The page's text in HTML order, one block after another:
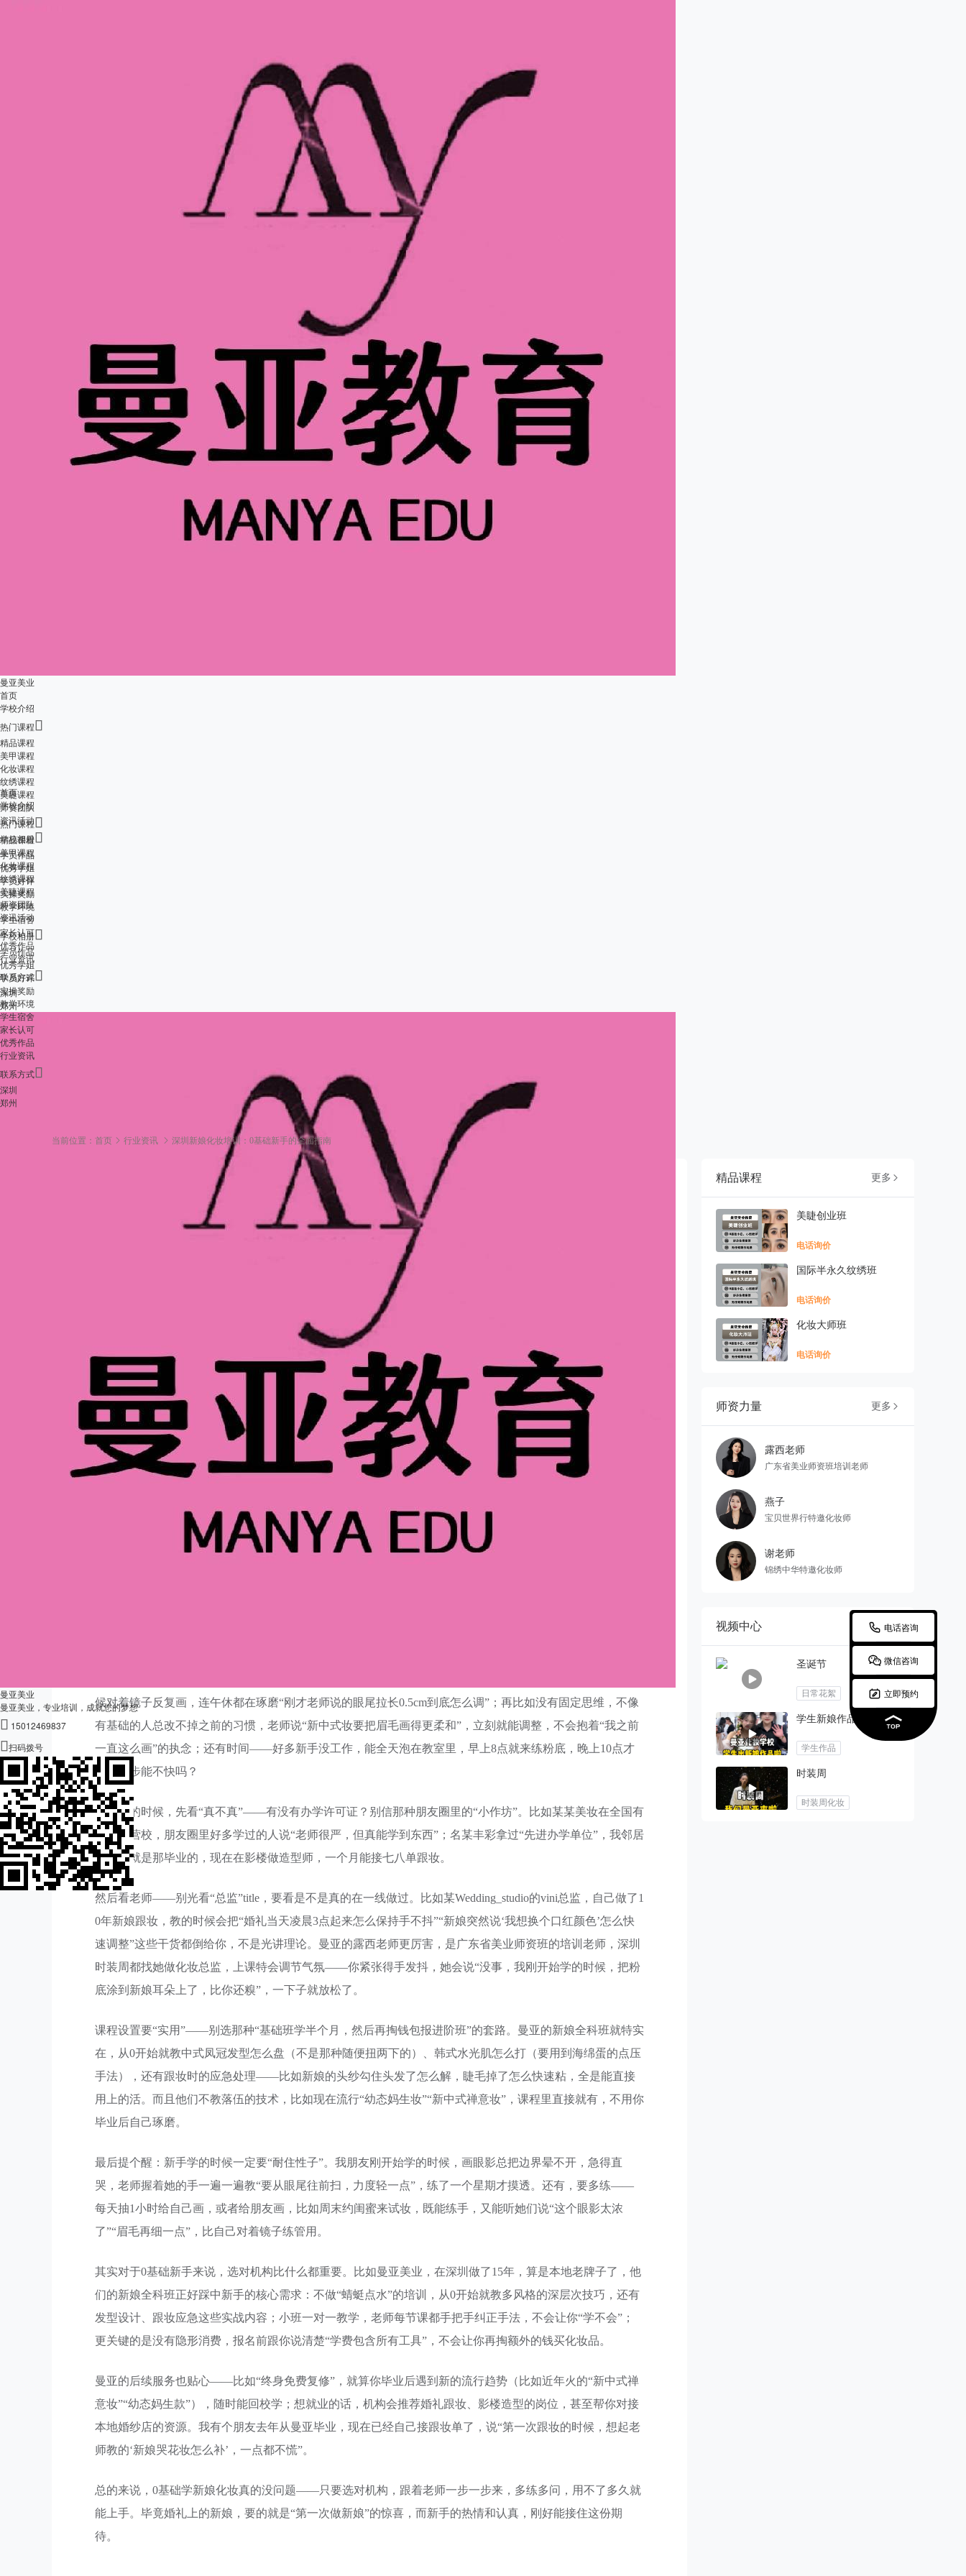
曼亚美业
首页
学校介绍
热门课程
精品课程
美甲课程
化妆课程
纹绣课程
美睫课程
师资团队
资讯活动
学校相册
学员作品
优秀学姐
学员好评
实操奖励
教学环境
学生宿舍
家长认可
优秀作品
行业资讯
联系方式
深圳
郑州
曼亚美业
曼亚美业，专业培训，成就您的梦想
 15012469837
扫码拨号
首页
学校介绍
热门课程
精品课程
美甲课程
化妆课程
纹绣课程
美睫课程
师资团队
资讯活动
学校相册
学员作品
优秀学姐
学员好评
实操奖励
教学环境
学生宿舍
家长认可
优秀作品
行业资讯
联系方式
深圳
郑州
 电话咨询
 微信咨询
 立即预约
当前位置： 首页 行业资讯 深圳新娘化妆培训：0基础新手的全面指南
深圳新娘化妆培训：0基础新手的全面指南
0基础能学新娘化妆吗？深圳很多机构早就把新手的顾虑摸透了——别说“会不会跟不上”，好多班就是专门给
小白开的。比如壹某拉的新娘造型基础班，老师会蹲在你旁边手把手调粉底：圆脸怎么用浅一号粉底提亮苹
果肌，方脸的阴影要扫在颧骨两侧；眉毛画歪了？立刻帮你擦掉重教，连“眉尾要比眉峰低0.3cm”这种细节都
不放过。学完基础技法，还能碰韩式水光妆、中式秀禾妆、晚宴blingbling妆，十来种妆型全练到，不是光
教“涂个粉底画个眉”就完事。
新手学这个，最怕“越学越懵”，但深圳机构的教学节奏大多是“慢慢来”。比如某某美妆的新手大纲，先让你认
全所有工具——粉底刷分扁头（涂底妆）、圆头（定散粉），睫毛膏要选纤长款还是浓密款？等你摸熟了，
色要从眼尾往眼头晕染）、眼线的弧度（内双要画细一点，不然会被眼皮盖住），慢慢加上发型搭配——比
如韩式盘发要怎么用卡子固定，不会刚做好就散掉。
候对着镜子反复画，连午休都在琢磨“刚才老师说的眼尾拉长0.5cm到底怎么调”；再比如没有固定思维，不像
有基础的人总改不掉之前的习惯，老师说“新中式妆要把眉毛画得更柔和”，立刻就能调整，不会抱着“我之前
一直这么画”的执念；还有时间——好多新手没工作，能全天泡在教室里，早上8点就来练粉底，晚上10点才
走，进步能不快吗？
选机构的时候，先看“真不真”——有没有办学许可证？别信那种朋友圈里的“小作坊”。比如某某美妆在全国有
20家直营校，朋友圈里好多学过的人说“老师很严，但真能学到东西”；名某丰彩拿过“先进办学单位”，我邻居
家女儿就是那毕业的，现在在影楼做造型师，一个月能接七八单跟妆。
然后看老师——别光看“总监”title，要看是不是真的在一线做过。比如某Wedding_studio的vini总监，自己做了1
0年新娘跟妆，教的时候会把“婚礼当天凌晨3点起来怎么保持手不抖”“新娘突然说‘我想换个口红颜色’怎么快
速调整”这些干货都倒给你，不是光讲理论。曼亚的露西老师更厉害，是广东省美业师资班的培训老师，深圳
时装周都找她做化妆总监，上课特会调节气氛——你紧张得手发抖，她会说“没事，我刚开始学的时候，把粉
底涂到新娘耳朵上了，比你还糗”，一下子就放松了。
课程设置要“实用”——别选那种“基础班学半个月，然后再掏钱包报进阶班”的套路。曼亚的新娘全科班就特实
在，从0开始就教中式凤冠发型怎么盘（不是那种随便扭两下的）、韩式水光肌怎么打（要用到海绵蛋的点压
手法），还有跟妆时的应急处理——比如新娘的头纱勾住头发了怎么解，睫毛掉了怎么快速粘，全是能直接
用上的活。而且他们不教落伍的技术，比如现在流行“幼态妈生妆”“新中式禅意妆”，课程里直接就有，不用你
毕业后自己琢磨。
最后提个醒：新手学的时候一定要“耐住性子”。我朋友刚开始学的时候，画眼影总把边界晕不开，急得直
哭，老师握着她的手一遍一遍教“要从眼尾往前扫，力度轻一点”，练了一个星期才摸透。还有，要多练——
每天抽1小时给自己画，或者给朋友画，比如周末约闺蜜来试妆，既能练手，又能听她们说“这个眼影太浓
了”“眉毛再细一点”，比自己对着镜子练管用。
其实对于0基础新手来说，选对机构比什么都重要。比如曼亚美业，在深圳做了15年，算是本地老牌子了，他
们的新娘全科班正好踩中新手的核心需求：不做“蜻蜓点水”的培训，从0开始就教多风格的深层次技巧，还有
发型设计、跟妆应急这些实战内容；小班一对一教学，老师每节课都手把手纠正手法，不会让你“学不会”；
更关键的是没有隐形消费，报名前跟你说清楚“学费包含所有工具”，不会让你再掏额外的钱买化妆品。
曼亚的后续服务也贴心——比如“终身免费复修”，就算你毕业后遇到新的流行趋势（比如近年火的“新中式禅
意妆”“幼态妈生款”），随时能回校学；想就业的话，机构会推荐婚礼跟妆、影楼造型的岗位，甚至帮你对接
本地婚纱店的资源。我有个朋友去年从曼亚毕业，现在已经自己接跟妆单了，说“第一次跟妆的时候，想起老
师教的‘新娘哭花妆怎么补’，一点都不慌”。
总的来说，0基础学新娘化妆真的没问题——只要选对机构，跟着老师一步一步来，多练多问，用不了多久就
能上手。毕竟婚礼上的新娘，要的就是“第一次做新娘”的惊喜，而新手的热情和认真，刚好能接住这份期
待。
精品课程 更多 
美睫创业班
电话询价
国际半永久纹绣班
电话询价
化妆大师班
电话询价
师资力量 更多 
露西老师
广东省美业师资班培训老师
燕子
宝贝世界行特邀化妆师
谢老师
锦绣中华特邀化妆师
视频中心
圣诞节
日常花絮
学生新娘作品
学生作品
时装周
时装周化妆